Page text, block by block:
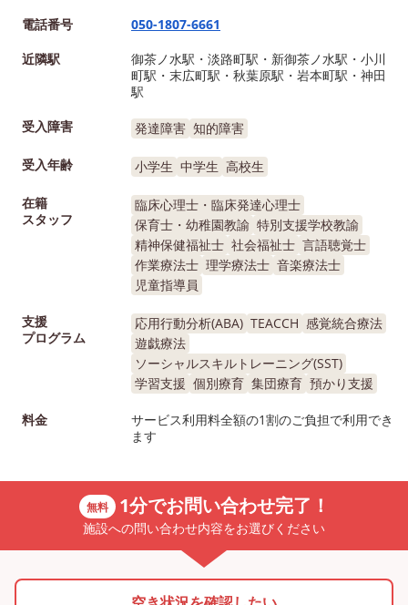
電話番号
050-1807-6661
近隣駅
御茶ノ水駅・淡路町駅・新御茶ノ水駅・小川
町駅・末広町駅・秋葉原駅・岩本町駅・神田
駅
受入障害
発達障害 知的障害
受入年齢 小学生 中学生 高校生
在籍
スタッフ
臨床心理士・臨床発達心理士
保育士・幼稚園教諭 特別支援学校教諭
精神保健福祉士 社会福祉士 言語聴覚士
作業療法士 理学療法士 音楽療法士
児童指導員
支援
プログラム
応用行動分析(ABA) TEACCH 感覚統合療法
遊戯療法
ソーシャルスキルトレーニング(SST)
学習支援 個別療育 集団療育 預かり支援
料金
サービス利用料全額の1割のご負担で利用でき
ます
無料 1分でお問い合わせ完了！
施設への問い合わせ内容をお選びください